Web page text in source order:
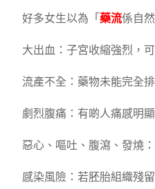
好多女生以為「 藥流係自
大出血：子宮收縮強烈，
流產不全：藥物未能完全
劇烈腹痛：有啲人痛感明
惡心、嘔吐、腹瀉、發燒
感染風險：若胚胎組織殘